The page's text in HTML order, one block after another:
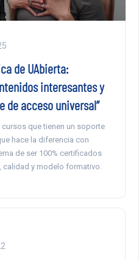
de UAbierta:
interesantes y
de acceso universal”
que tienen un soporte
hace la diferencia con
de ser 100% certificados
calidad y modelo formativo.